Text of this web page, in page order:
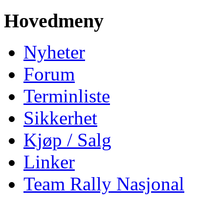
Hovedmeny
Nyheter
Forum
Terminliste
Sikkerhet
Kjøp / Salg
Linker
Team Rally Nasjonal